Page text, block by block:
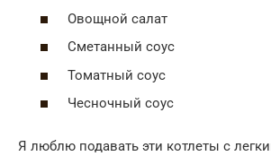
Овощной салат
Сметанный соус
Томатный соус
Чесночный соус
Я люблю подавать эти котлеты с